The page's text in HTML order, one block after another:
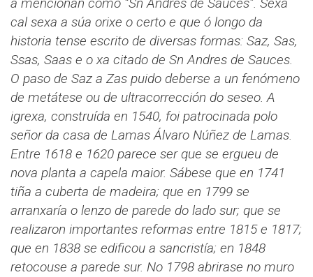
a mencionan como “Sn Andres de Sauces”. Sexa
cal sexa a súa orixe o certo e que ó longo da
historia tense escrito de diversas formas: Saz, Sas,
Ssas, Saas e o xa citado de Sn Andres de Sauces.
O paso de Saz a Zas puido deberse a un fenómeno
de metátese ou de ultracorrección do seseo. A
igrexa, construída en 1540, foi patrocinada polo
señor da casa de Lamas Álvaro Núñez de Lamas.
Entre 1618 e 1620 parece ser que se ergueu de
nova planta a capela maior. Sábese que en 1741
tiña a cuberta de madeira; que en 1799 se
arranxaría o lenzo de parede do lado sur; que se
realizaron importantes reformas entre 1815 e 1817;
que en 1838 se edificou a sancristía; en 1848
retocouse a parede sur. No 1798 abrirase no muro